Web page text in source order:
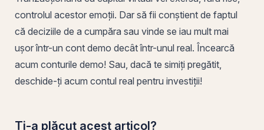
controlul acestor emoții. Dar să fii conștient de faptul
că deciziile de a cumpăra sau vinde se iau mult mai
ușor într-un cont demo decât într-unul real. Încearcă
acum conturile demo! Sau, dacă te simiți pregătit,
deschide-ți acum contul real pentru investiții!
Ți-a plăcut acest articol?